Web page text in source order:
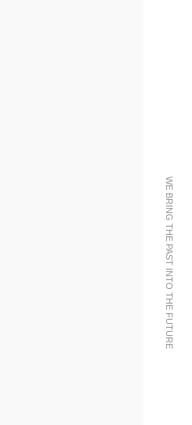
WE BRING THE PAST INTO THE FUTURE